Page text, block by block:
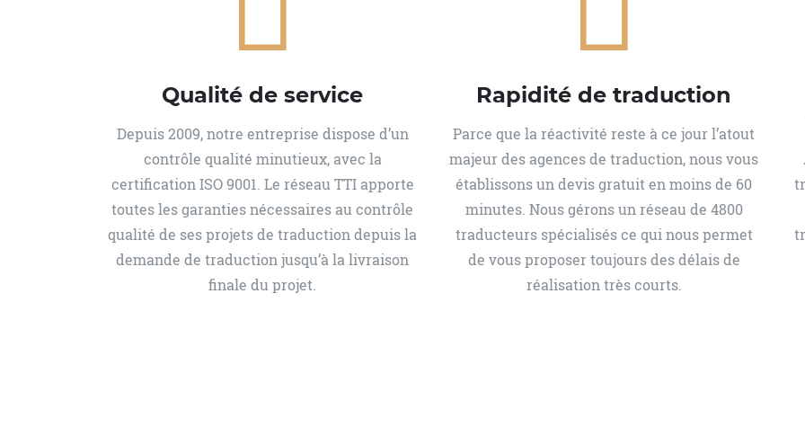
Qualité de service
Depuis 2009, notre entreprise dispose d’un
contrôle qualité minutieux, avec la
certification ISO 9001. Le réseau TTI apporte
toutes les garanties nécessaires au contrôle
qualité de ses projets de traduction depuis la
demande de traduction jusqu’à la livraison
finale du projet.
Rapidité de traduction
Parce que la réactivité reste à ce jour l’atout
majeur des agences de traduction, nous vous
établissons un devis gratuit en moins de 60
minutes. Nous gérons un réseau de 4800
traducteurs spécialisés ce qui nous permet
de vous proposer toujours des délais de
réalisation très courts.